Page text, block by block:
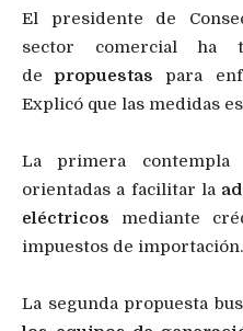
El presidente de
sector comercial ha
depropuestas para
Explicó que las medidas
La primera contempla
orientadas a facilitar la
eléctricos mediante
impuestos de importación.
La segunda propuesta